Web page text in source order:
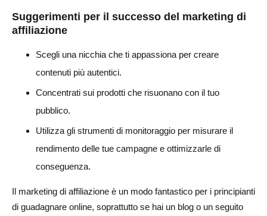
Suggerimenti per il successo del marketing di
affiliazione
Scegli una nicchia che ti appassiona per creare
contenuti più autentici.
Concentrati sui prodotti che risuonano con il tuo
pubblico.
Utilizza gli strumenti di monitoraggio per misurare il
rendimento delle tue campagne e ottimizzarle di
conseguenza.
Il marketing di affiliazione è un modo fantastico per i principianti
di guadagnare online, soprattutto se hai un blog o un seguito